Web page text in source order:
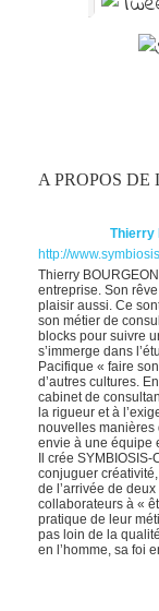
A PROPOS DE
Thierry
http://
Thierry
entreprise. Son
plaisir aussi. Ce
son métier de
blocks pour suivre
s’immerge dans
Pacifique « faire
d’autres cultures.
cabinet de
la rigueur et à
nouvelles manières
envie à une équipe
Il crée
conjuguer
de l’arrivée de
collaborateurs à «
pratique de leur
pas loin de la
en l’homme, sa foi